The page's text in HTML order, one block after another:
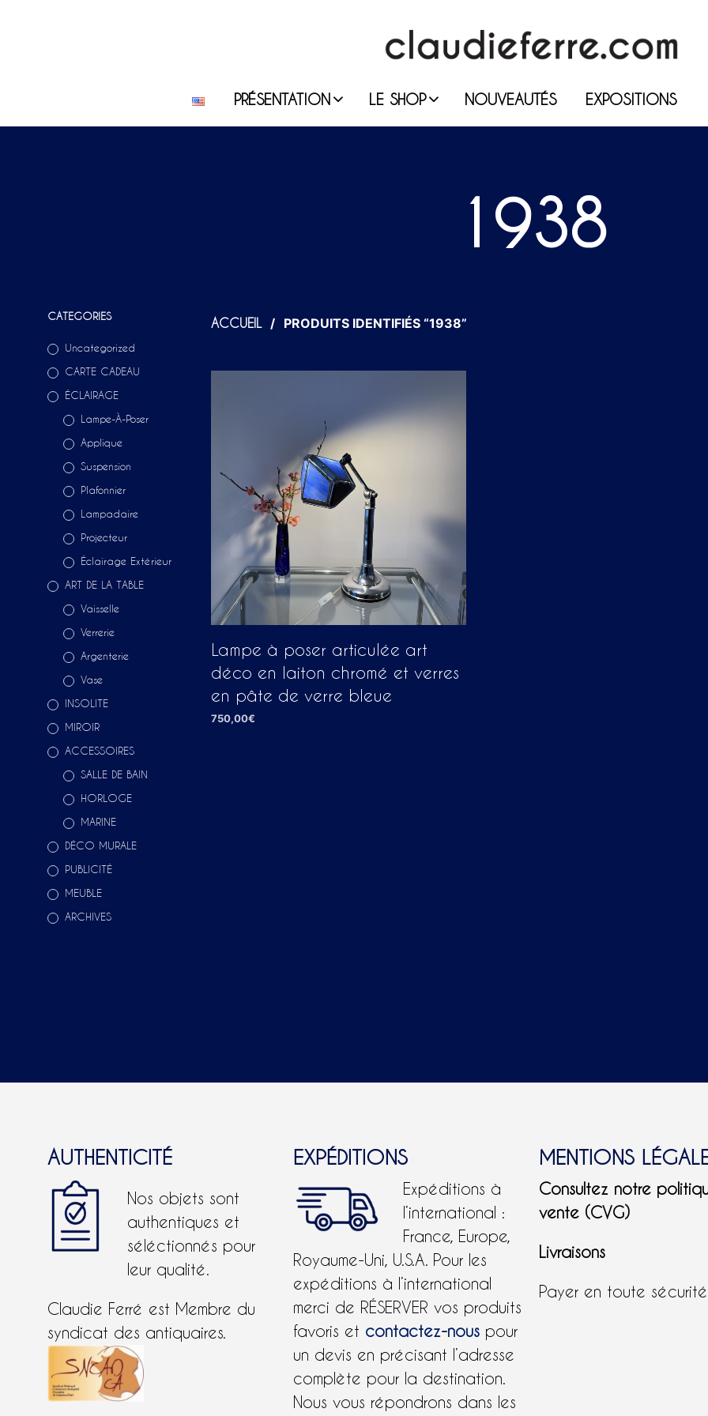
PRÉSENTATION LE SHOP NOUVEAUTÉS EXPOSITIONS
1938
CATEGORIES
Uncategorized
CARTE CADEAU
ÉCLAIRAGE
Lampe-À-Poser
Applique
Suspension
Plafonnier
Lampadaire
Projecteur
Éclairage Extérieur
ART DE LA TABLE
Vaisselle
Verrerie
Argenterie
Vase
INSOLITE
MIROIR
ACCESSOIRES
SALLE DE BAIN
HORLOGE
MARINE
DÉCO MURALE
PUBLICITÉ
MEUBLE
ARCHIVES
ACCUEIL / PRODUITS IDENTIFIÉS “1938”
Lampe à poser articulée art
déco en laiton chromé et verres
en pâte de verre bleue
750,00€
AUTHENTICITÉ
Nos objets sont
authentiques et
séléctionnés pour
leur qualité.
Claudie Ferré est Membre du
syndicat des antiquaires.
EXPÉDITIONS
Expéditions à
l’international :
France, Europe,
Royaume-Uni, U.S.A. Pour les
expéditions à l’international
merci de RÉSERVER vos produits
favoris et contactez-nous pour
un devis en précisant l’adresse
complète pour la destination.
Nous vous répondrons dans les
MENTIONS
Consultez notre
vente (CVG)
Livraisons
Payer en toute